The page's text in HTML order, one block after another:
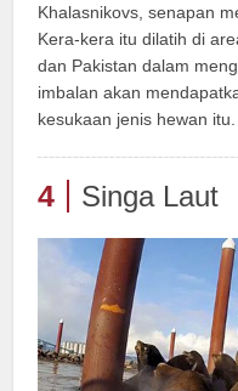
Khalasnikovs, senapan
Kera-kera itu dilatih di
dan Pakistan dalam
imbalan akan
kesukaan jenis hewan itu.
4 Singa Laut